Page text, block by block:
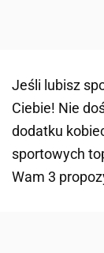
Jeśli lubisz
Ciebie! Nie
dodatku
sportowych
Wam 3